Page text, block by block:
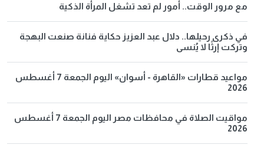
مع مرور الوقت.. أمور لم تعد تشغل المرأة الذكية
في ذكرى رحيلها.. دلال عبد العزيز حكاية فنانة صنعت البهجة
وتركت إرثًا لا يُنسى
مواعيد قطارات «القاهرة - أسوان» اليوم الجمعة 7 أغسطس
2026
مواقيت الصلاة في محافظات مصر اليوم الجمعة 7 أغسطس
2026